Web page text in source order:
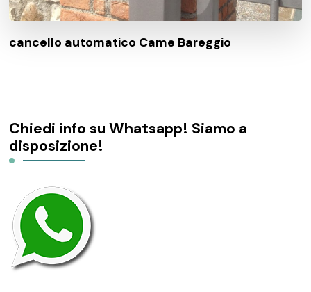
cancello automatico Came Bareggio
Chiedi info su Whatsapp! Siamo a
disposizione!